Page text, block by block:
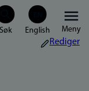
Meny
Rediger